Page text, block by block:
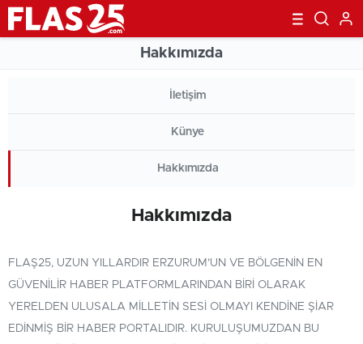
Hakkımızda
İletişim
Künye
Hakkımızda
Hakkımızda
FLAŞ25, UZUN YILLARDIR ERZURUM’UN VE BÖLGENIN EN
GÜVENILIR HABER PLATFORMLARINDAN BIRI OLARAK
YERELDEN ULUSALA MILLETIN SESI OLMAYI KENDINE ŞIAR
EDINMIŞ BIR HABER PORTALIDIR. KURULUŞUMUZDAN BU